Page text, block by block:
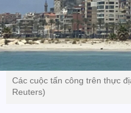
Các cuộc tấn công trên thực
Reuters)